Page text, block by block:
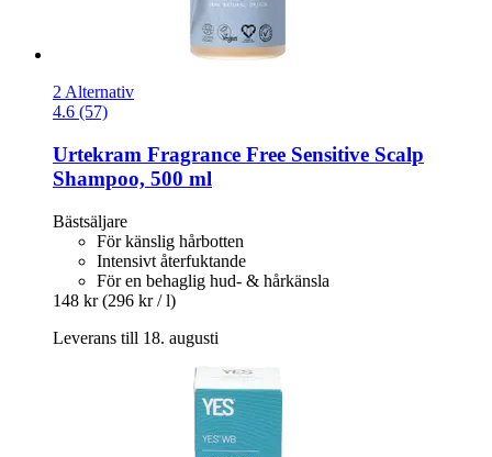
2 Alternativ
4.6 (57)
Urtekram Fragrance Free Sensitive Scalp
Shampoo, 500 ml
Bästsäljare
För känslig hårbotten
Intensivt återfuktande
För en behaglig hud- & hårkänsla
148 kr (296 kr / l)
Leverans till 18. augusti